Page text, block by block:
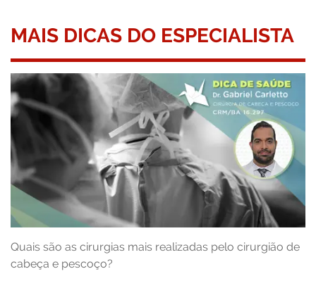
MAIS DICAS DO ESPECIALISTA
Quais são as cirurgias mais realizadas pelo cirurgião de
cabeça e pescoço?